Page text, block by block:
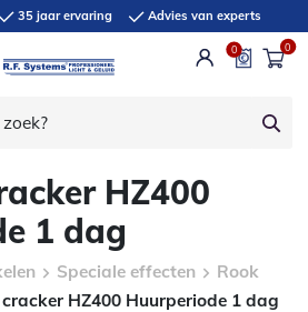
35 jaar ervaring Advies van experts
0 0
HZ400
1 dag
Speciale effecten
Rook
HZ400 Huurperiode 1 dag